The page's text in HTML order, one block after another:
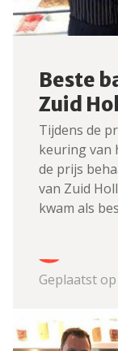
Beste
Zuid
Tijdens de
keuring van
de prijs
van Zuid
kwam als
Geplaatst